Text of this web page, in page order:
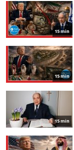
15 min
15 min
15 min